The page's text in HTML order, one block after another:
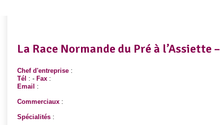
La Race Normande du Pré à l’Assiette
Chef d'entreprise :
Tél : - Fax :
Email
:
Commerciaux :
Spécialités :